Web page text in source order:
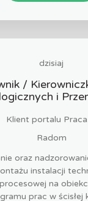
dzisiaj
/
i
Klient portalu
Radom
oraz
instalacji
na
prac w ścisłej